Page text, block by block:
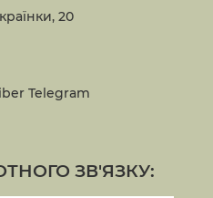
20
Telegram
ЗВ'ЯЗКУ: